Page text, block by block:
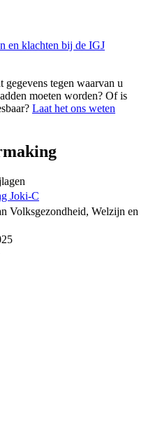
en klachten bij de IGJ
tegen waarvan u
moeten worden? Of is
Laat het ons weten
Joki-C
Volksgezondheid, Welzijn en